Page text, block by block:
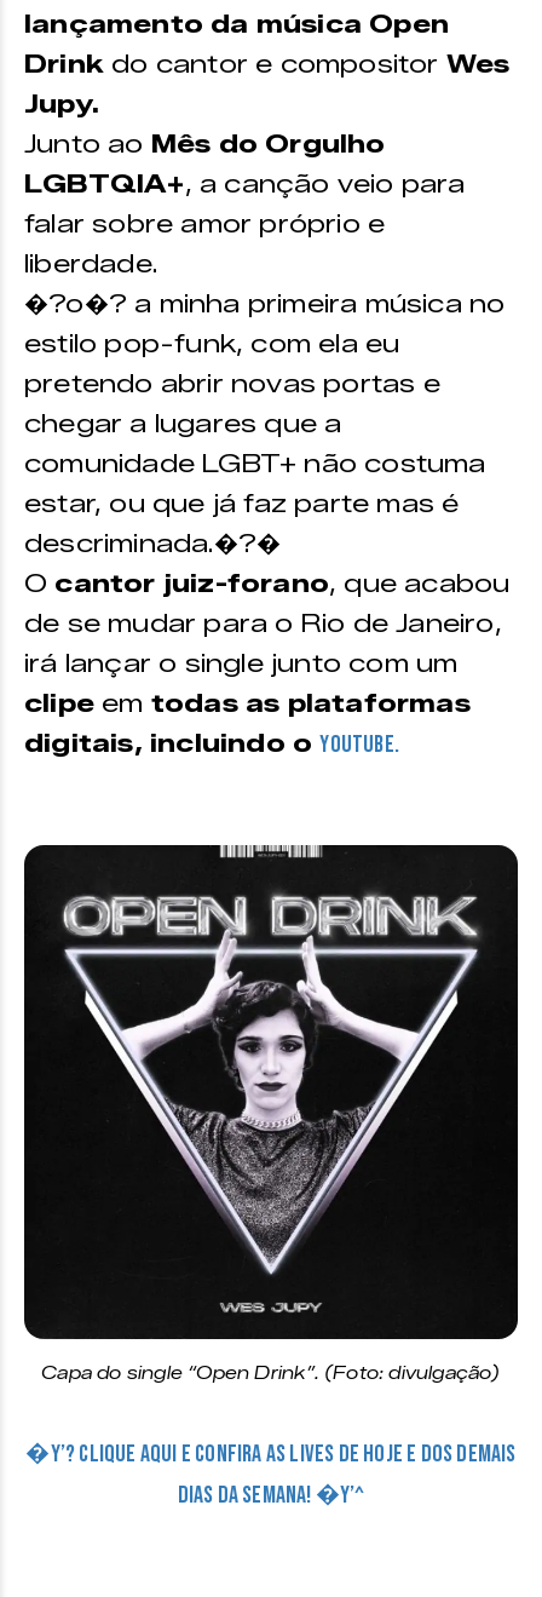
lançamento da música Open
Drink do cantor e compositor Wes
Jupy.
Junto ao Mês do Orgulho
LGBTQIA+, a canção veio para
falar sobre amor próprio e
liberdade.
�?o�? a minha primeira música no
estilo pop-funk, com ela eu
pretendo abrir novas portas e
chegar a lugares que a
comunidade LGBT+ não costuma
estar, ou que já faz parte mas é
descriminada.�?�
O cantor juiz-forano, que acabou
de se mudar para o Rio de Janeiro,
irá lançar o single junto com um
clipe em todas as plataformas
digitais, incluindo oYoutube.
Capa do single “Open Drink”. (Foto: divulgação)
�Y’? CLIQUE AQUI E CONFIRA AS LIVES DE HOJE E DOS DEMAIS
DIAS DA SEMANA! �Y’^